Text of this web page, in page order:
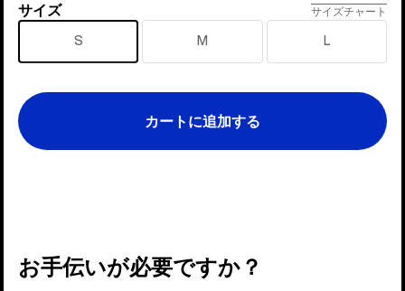
サ
サイズ サイズチャート
S M L
カートに追加する
お手伝いが必要ですか？